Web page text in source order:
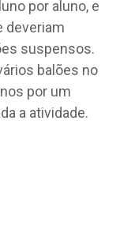
por aluno, e
deveriam
suspensos.
balões no
por um
a atividade.